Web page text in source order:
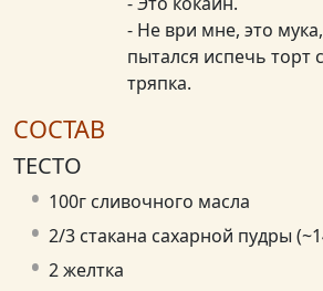
- Не ври мне, это
пытался испечь торт
тряпка.
СОСТАВ
ТЕСТО
100г сливочного масла
2/3 стакана сахарной пудры
2 желтка